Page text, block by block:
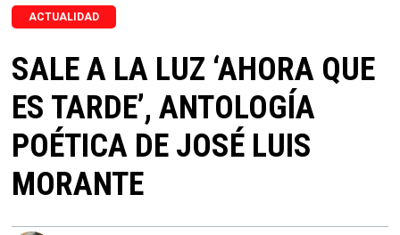
ACTUALIDAD
SALE A LA LUZ ‘AHORA QUE
ES TARDE’, ANTOLOGÍA
POÉTICA DE JOSÉ LUIS
MORANTE